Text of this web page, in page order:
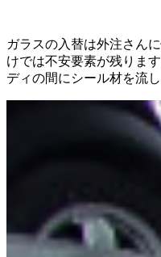
ガラスの入替は外注さん
けでは不安要素が残りま
ディの間にシール材を流し